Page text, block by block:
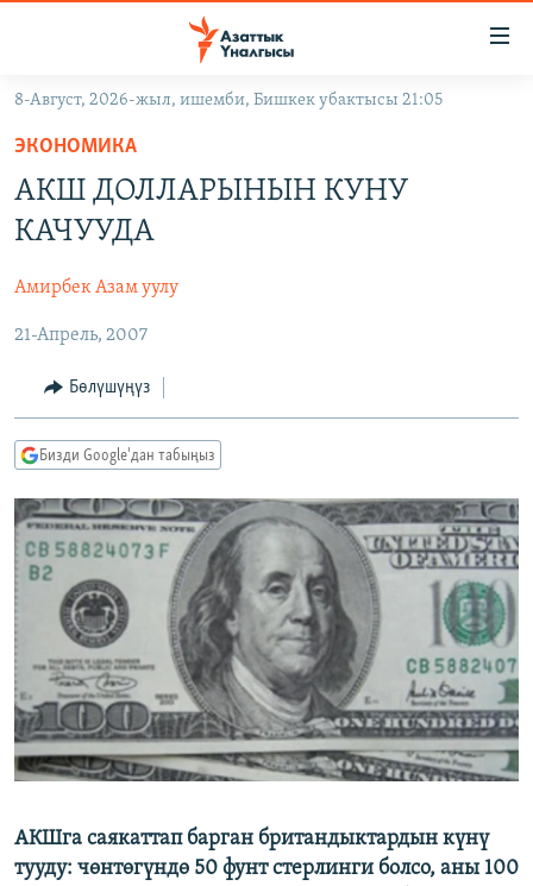
Навигацияга
өтүңүз
Издөөгө
салыңыз
ЭКОНОМИКА
МАДАНИЯТ
БОРБОР АЗИЯ
АТАЙЫН ИЛИКТӨӨ
ТВ ПРОГРАММАЛАР
БҮГҮН АЗАТТЫКТА
БИЗ ЖАНА ДҮЙНӨ
ДАНИСТЕ
ЭЖЕ-СИҢДИЛЕР
АЗАТТЫК+
ЫҢГАЙСЫЗ СУРООЛОР
ПОДКАСТ
ӨЗГӨЧӨ ПИКИР
ОНЛАЙН ШЕРИНЕ
ЭЕ/АРнун бардык сайттары
8-Август, 2026-жыл, ишемби, Бишкек убактысы 21:05
ЭКОНОМИКА
АКШ ДОЛЛАРЫНЫН КУНУ
КАЧУУДА
Амирбек Азам уулу
21-Апрель, 2007
Бөлүшүңүз
Бизди Google'дан табыңыз
АКШга саякаттап барган британдыктардын күнү
тууду: чөнтөгүндө 50 фунт стерлинги болсо, аны 100